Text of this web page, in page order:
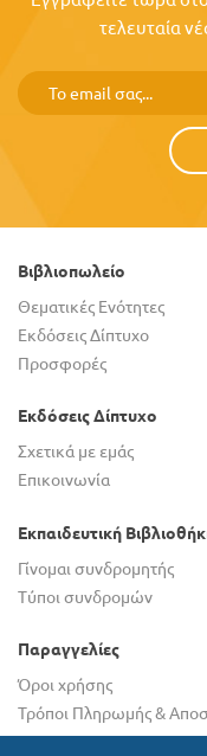
τελευταία
Βιβλιοπωλείο
Θεματικές Ενότητες
Εκδόσεις Δίπτυχο
Προσφορές
Εκδόσεις Δίπτυχο
Σχετικά με εμάς
Επικοινωνία
Εκπαιδευτική
Γίνομαι συνδρομητής
Τύποι συνδρομών
Παραγγελίες
Όροι χρήσης
Τρόποι Πληρωμής &